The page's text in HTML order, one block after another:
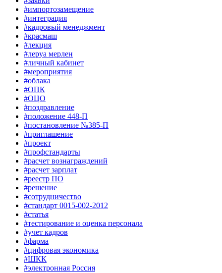
#импортозамещение
#интеграция
#кадровый менеджмент
#красмаш
#лекция
#леруа мерлен
#личный кабинет
#мероприятия
#облака
#ОПК
#ОЦО
#поздравление
#положение 448-П
#постановление №385-П
#приглашение
#проект
#профстандарты
#расчет вознаграждений
#расчет зарплат
#реестр ПО
#решение
#сотрудничество
#стандарт 0015-002-2012
#статья
#тестирование и оценка персонала
#учет кадров
#фарма
#цифровая экономика
#ШКК
#электронная Россия